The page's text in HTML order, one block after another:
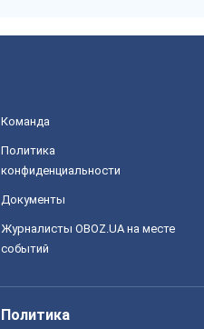
Команда
Политика
конфиденциальности
Документы
Журналисты OBOZ.UA на месте
событий
Политика